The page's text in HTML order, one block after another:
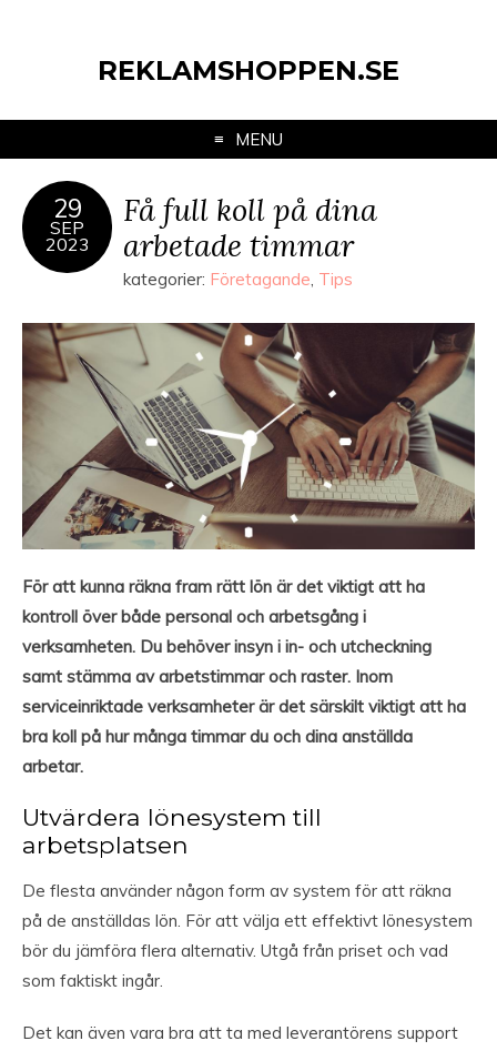
REKLAMSHOPPEN.SE
MENU
29
SEP
2023
Få full koll på dina
arbetade timmar
kategorier: Företagande, Tips
För att kunna räkna fram rätt lön är det viktigt att ha
kontroll över både personal och arbetsgång i
verksamheten. Du behöver insyn i in- och utcheckning
samt stämma av arbetstimmar och raster. Inom
serviceinriktade verksamheter är det särskilt viktigt att ha
bra koll på hur många timmar du och dina anställda
arbetar.
Utvärdera lönesystem till
arbetsplatsen
De flesta använder någon form av system för att räkna
på de anställdas lön. För att välja ett effektivt lönesystem
bör du jämföra flera alternativ. Utgå från priset och vad
som faktiskt ingår.
Det kan även vara bra att ta med leverantörens support